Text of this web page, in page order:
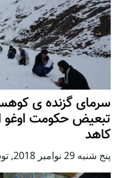
سرمای گزنده ی
تبعیض حکومت اوغو
کاهد
پنج شنبه 29 نوامبر 2018 ,